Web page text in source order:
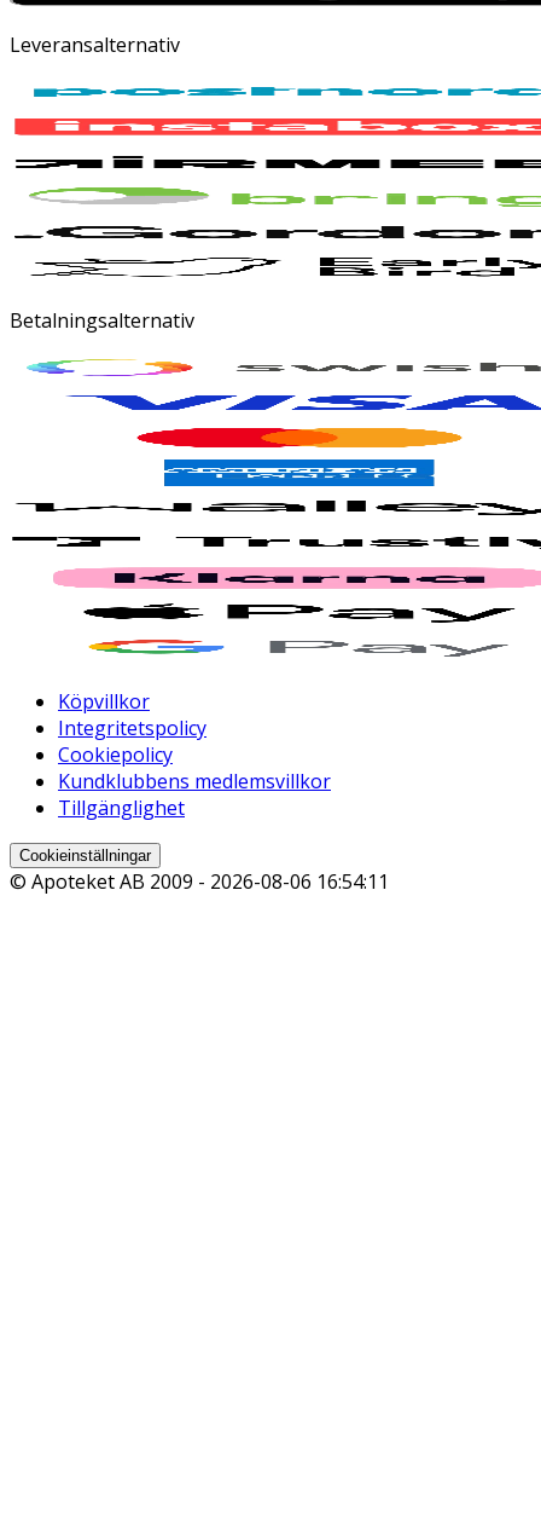
Leveransalternativ
Betalningsalternativ
Köpvillkor
Integritetspolicy
Cookiepolicy
Kundklubbens medlemsvillkor
Tillgänglighet
Cookieinställningar
© Apoteket AB 2009 - 2026-08-06 16:54:11